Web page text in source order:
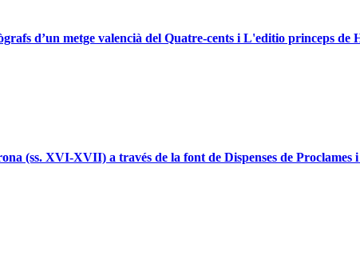
d’un metge valencià del Quatre-cents i L'editio princeps
(ss. XVI-XVII) a través de la font de Dispenses de Proclames